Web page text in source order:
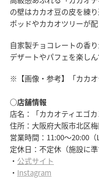
の壁はカカオ豆の皮を練
ポッドやカカオツリーが配
自家製チョコレートの香
デザートやパフェを楽し
※【画像・参考】「カカオ
○店舗情報
店名：「カカオティエゴカ
住所：大阪府大阪市北区
営業時間：11:00～20:00（
定休日：不定休（施設に準
・ 公式サイト
・ Instagram